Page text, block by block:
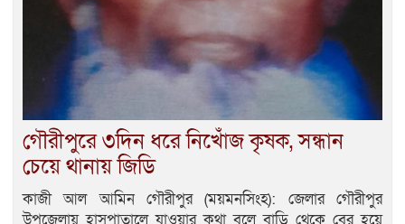
গৌরীপুরে ৩দিন ধরে নিখোঁজ কৃষক, সন্ধান
চেয়ে থানায় জিডি
কাজী আল আমিন গৌরীপুর (ময়মনসিংহ): জেলার গৌরীপুর
উপজেলায় হাসপাতালে যাওয়ার কথা বলে বাড়ি থেকে বের হয়ে